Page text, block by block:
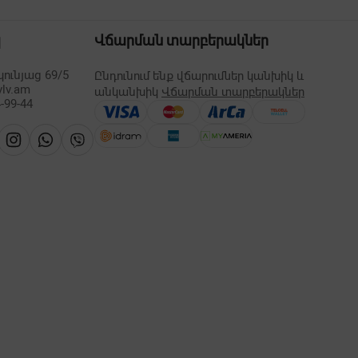
69/5
99-44
Վճարման տարբերակներ
Ընդունում ենք վճարումներ կանխիկ և
անկանխիկ Վճարման տարբերակներ